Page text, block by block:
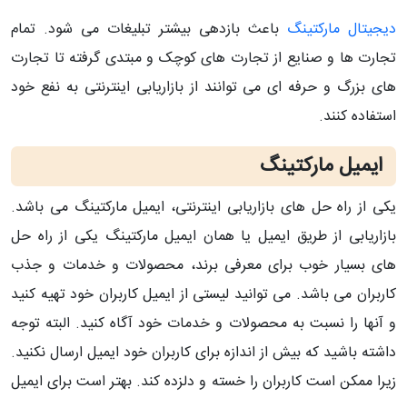
دیجیتال مارکتینگ باعث بازدهی بیشتر تبلیغات می شود. تمام
تجارت ها و صنایع از تجارت های کوچک و مبتدی گرفته تا تجارت
های بزرگ و حرفه ای می توانند از بازاریابی اینترنتی به نفع خود
استفاده کنند.
ایمیل مارکتینگ
یکی از راه حل های بازاریابی اینترنتی، ایمیل مارکتینگ می باشد.
بازاریابی از طریق ایمیل یا همان ایمیل مارکتینگ یکی از راه حل
های بسیار خوب برای معرفی برند، محصولات و خدمات و جذب
کاربران می باشد. می توانید لیستی از ایمیل کاربران خود تهیه کنید
و آنها را نسبت به محصولات و خدمات خود آگاه کنید. البته توجه
داشته باشید که بیش از اندازه برای کاربران خود ایمیل ارسال نکنید.
زیرا ممکن است کاربران را خسته و دلزده کند. بهتر است برای ایمیل